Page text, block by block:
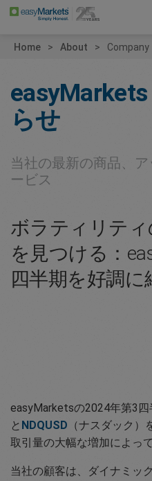
Home About Company
easyMarkets
らせ
当社の最新の商品、
ービス
ボラティリテ
を見つける：
四半期を好調に
easyMarketsの2024年第3四
と NDQUSD （ナスダック
取引量の大幅な増加によっ
当社の顧客は、ダイナミッ